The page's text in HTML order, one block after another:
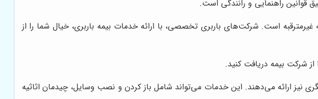
است. شرکت‌های باربری تخصصی، با ارائه خدمات بیمه باربری، خیال شما را از
شرکت بیمه دریافت کنید.
ارائه می‌دهند. این خدمات می‌تواند شامل باز کردن و نصب وسایل، چیدمان اثاثیه